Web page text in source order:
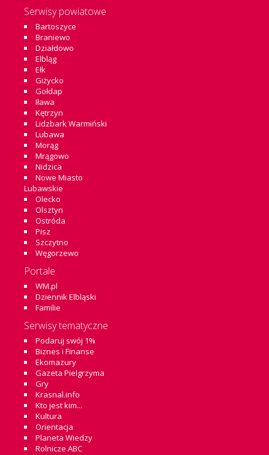
Serwisy powiatowe
Bartoszyce
Braniewo
Działdowo
Elbląg
Ełk
Giżycko
Gołdap
Iława
Kętrzyn
Lidzbark Warmiński
Lubawa
Morąg
Mrągowo
Nidzica
Nowe Miasto
Lubawskie
Olecko
Olsztyn
Ostróda
Pisz
Szczytno
Węgorzewo
Portale
WM.pl
Dziennik Elbląski
Familie
Serwisy tematyczne
Podaruj swój 1%
Biznes i Finanse
Ekomazury
Gazeta Pielgrzyma
Gry
Krasnal.info
Kto jest kim...
Kultura
Orientacja
Planeta Wiedzy
Rolnicze ABC